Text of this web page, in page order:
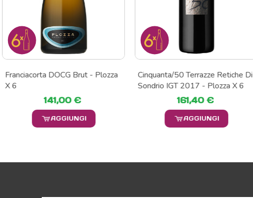
Franciacorta DOCG Brut - Plozza
X 6
141,00 €
AGGIUNGI
Cinquanta/50 Terrazze Retiche Di
Sondrio IGT 2017 - Plozza X 6
161,40 €
AGGIUNGI